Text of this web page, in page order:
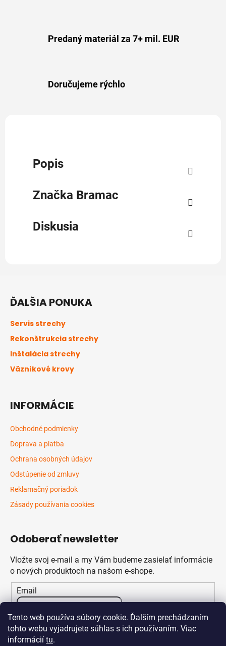
Tento web používa súbory cookie. Ďalším prechádzaním
tohto webu vyjadrujete súhlas s ich používaním. Viac
informácií tu.
Predaný materiál za 7+ mil. EUR
Doručujeme rýchlo
Popis
Značka Bramac
Diskusia
ĎALŠIA PONUKA
Servis strechy
Rekonštrukcia strechy
Inštalácia strechy
Väzníkové krovy
INFORMÁCIE
Obchodné podmienky
Doprava a platba
Ochrana osobných údajov
Odstúpenie od zmluvy
Reklamačný poriadok
Zásady používania cookies
Odoberať newsletter
Vložte svoj e-mail a my Vám budeme zasielať informácie
o nových produktoch na našom e-shope.
Email
Vložením e-mailu súhlasíte spodmienkami ochrany
osobných údajov